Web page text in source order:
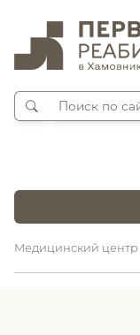
Медицинский центр